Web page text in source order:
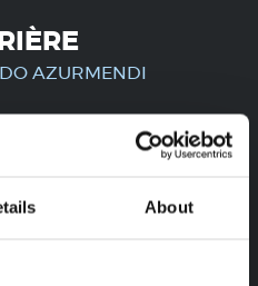
About
AZURMENDI
!